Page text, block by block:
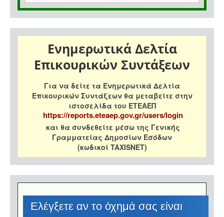
Ενημερωτικά Δελτία
Επικουρικών Συντάξεων
Για να δείτε τα Ενημερωτικά Δελτία
Επικουρικών Συντάξεων θα μεταβείτε στην
ιστοσελίδα του ΕΤΕΑΕΠ
https://reports.eteaep.gov.gr/users/login
και θα συνδεθείτε μέσω της Γενικής
Γραμματείας Δημοσίων Εσόδων
(κωδικοί TAXISNET)
Eλέγξετε αν το όχημά σας είναι